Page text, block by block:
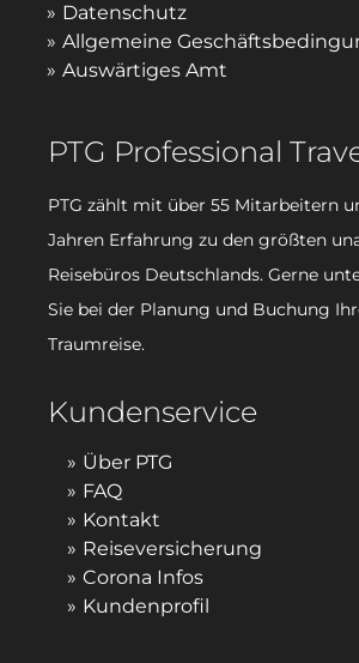
Datenschutz
Allgemeine
Auswärtiges Amt
PTG Professional
PTG zählt mit über 55 Mitarbeitern
Jahren Erfahrung zu den größten
Reisebüros Deutschlands. Gerne
Sie bei der Planung und Buchung
Traumreise.
Kundenservice
Über PTG
FAQ
Kontakt
Reiseversicherung
Corona Infos
Kundenprofil